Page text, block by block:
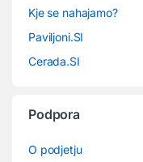
Kje se nahajamo?
Paviljoni.SI
Cerada.SI
Podpora
O podjetju